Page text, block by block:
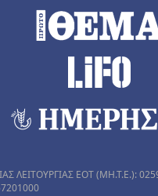
ΛΕΙΤΟΥΡΓΙΑΣ ΕΟΤ (MH.T.E.):